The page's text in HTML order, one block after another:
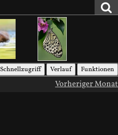
Schnellzugriff Verlauf Funktionen
Vorheriger Monat